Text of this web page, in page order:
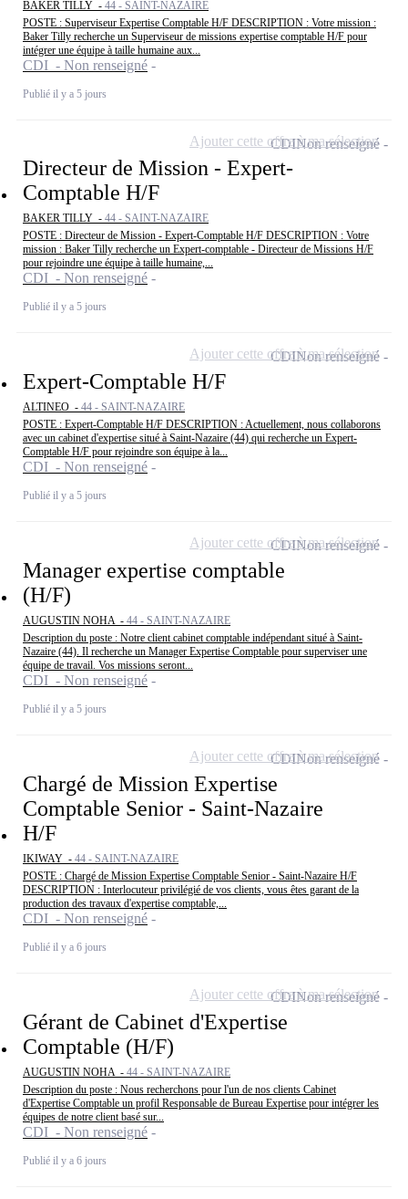
BAKER TILLY - 44 - SAINT-NAZAIRE
POSTE : Superviseur Expertise Comptable H/F DESCRIPTION : Votre mission :
Baker Tilly recherche un Superviseur de missions expertise comptable H/F pour
intégrer une équipe à taille humaine aux...
CDI - Non renseigné
Publié il y a 5 jours
Directeur de Mission - Expert-
Comptable H/F
BAKER TILLY - 44 - SAINT-NAZAIRE
POSTE : Directeur de Mission - Expert-Comptable H/F DESCRIPTION : Votre
mission : Baker Tilly recherche un Expert-comptable - Directeur de Missions H/F
pour rejoindre une équipe à taille humaine,...
CDI - Non renseigné
Publié il y a 5 jours
CDINon renseigné
Ajouter cette offre à ma sélection
Expert-Comptable H/F
ALTINEO - 44 - SAINT-NAZAIRE
POSTE : Expert-Comptable H/F DESCRIPTION : Actuellement, nous collaborons
avec un cabinet d'expertise situé à Saint-Nazaire (44) qui recherche un Expert-
Comptable H/F pour rejoindre son équipe à la...
CDI - Non renseigné
Publié il y a 5 jours
CDINon renseigné
Ajouter cette offre à ma sélection
Manager expertise comptable
(H/F)
AUGUSTIN NOHA - 44 - SAINT-NAZAIRE
Description du poste : Notre client cabinet comptable indépendant situé à Saint-
Nazaire (44). Il recherche un Manager Expertise Comptable pour superviser une
équipe de travail. Vos missions seront...
CDI - Non renseigné
Publié il y a 5 jours
CDINon renseigné
Ajouter cette offre à ma sélection
Chargé de Mission Expertise
Comptable Senior - Saint-Nazaire
H/F
IKIWAY - 44 - SAINT-NAZAIRE
POSTE : Chargé de Mission Expertise Comptable Senior - Saint-Nazaire H/F
DESCRIPTION : Interlocuteur privilégié de vos clients, vous êtes garant de la
production des travaux d'expertise comptable,...
CDI - Non renseigné
Publié il y a 6 jours
CDINon renseigné
Ajouter cette offre à ma sélection
Gérant de Cabinet d'Expertise
Comptable (H/F)
AUGUSTIN NOHA - 44 - SAINT-NAZAIRE
Description du poste : Nous recherchons pour l'un de nos clients Cabinet
d'Expertise Comptable un profil Responsable de Bureau Expertise pour intégrer les
équipes de notre client basé sur...
CDI - Non renseigné
Publié il y a 6 jours
CDINon renseigné
Ajouter cette offre à ma sélection